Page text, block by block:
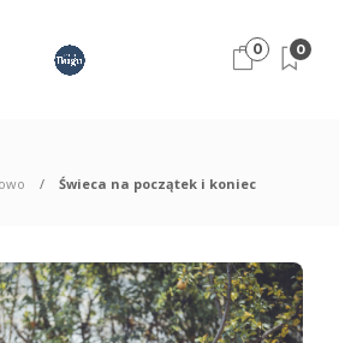
0 0
Świeca na początek i koniec